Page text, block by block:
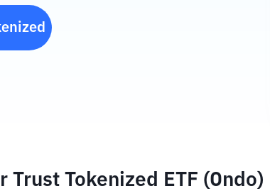
Trust Tokenized ETF (Ondo)